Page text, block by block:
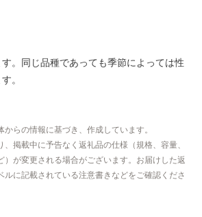
。同じ品種であっても季節によっては性
。
らの情報に基づき、作成しています。
掲載中に予告なく返礼品の仕様（規格、容量、
）が変更される場合がございます。お届けした返
ルに記載されている注意書きなどをご確認くださ